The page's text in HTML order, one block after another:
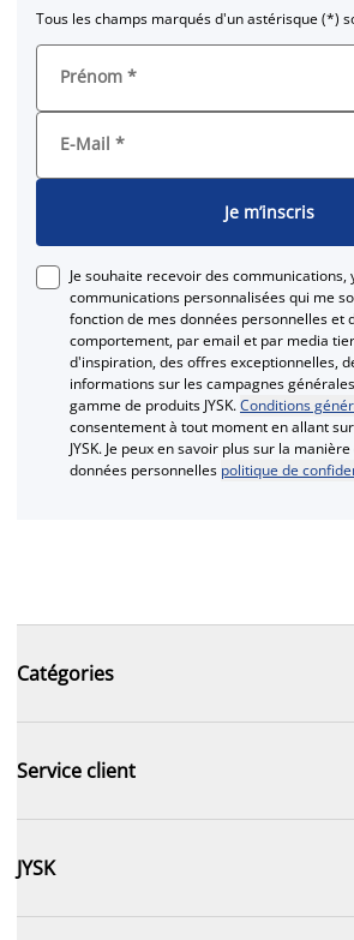
Tous les champs marqués d'un astérisque (*)
Prénom *
E-Mail *
Je m’inscris
Je souhaite recevoir des communications,
communications personnalisées qui me
fonction de mes données personnelles et
comportement, par email et par media
d'inspiration, des offres exceptionnelles,
informations sur les campagnes
gamme de produits JYSK.Conditions
consentement à tout moment en allant
JYSK. Je peux en savoir plus sur la
données personnelles politique de
Catégories
Service client
JYSK